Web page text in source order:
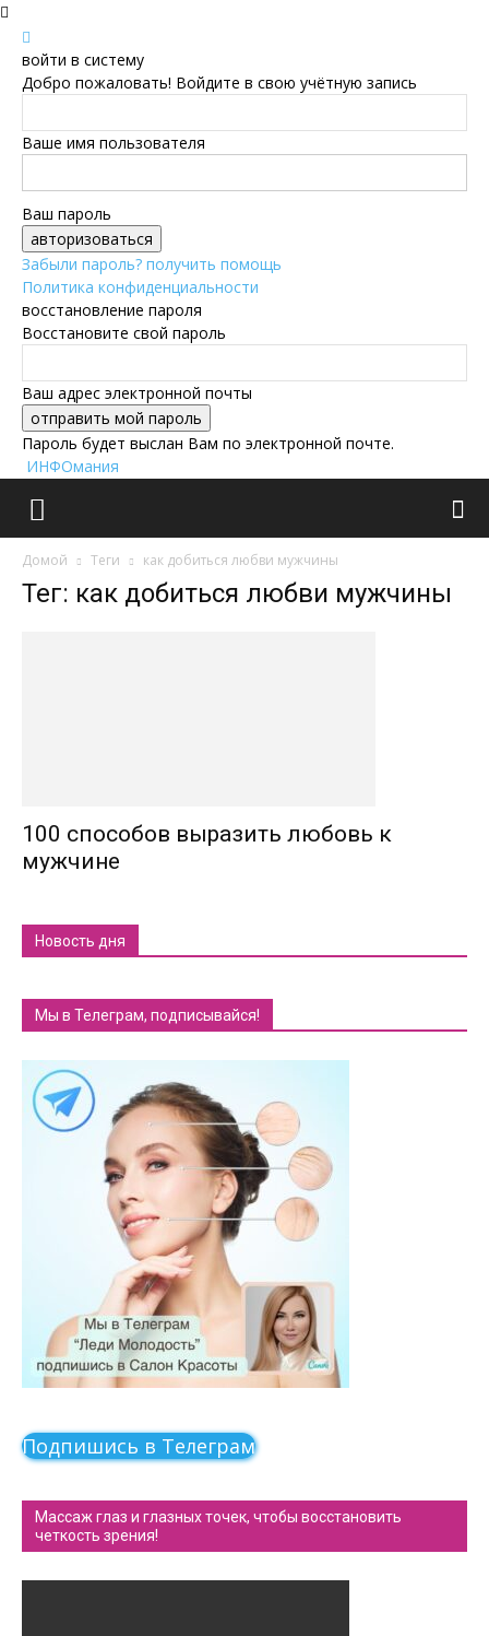
войти в систему
Добро пожаловать! Войдите в свою учётную запись
Ваше имя пользователя
Ваш пароль
Забыли пароль? получить помощь
Политика конфиденциальности
восстановление пароля
Восстановите свой пароль
Ваш адрес электронной почты
Пароль будет выслан Вам по электронной почте.
ИНФОмания
Домой Теги как добиться любви мужчины
Тег: как добиться любви мужчины
100 способов выразить любовь к
мужчине
Новость дня
Мы в Телеграм, подписывайся!
Подпишись в Телеграм
Массаж глаз и глазных точек, чтобы восстановить
четкость зрения!